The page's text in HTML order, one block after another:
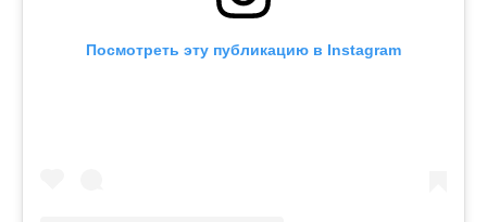
Посмотреть эту публикацию в Instagram